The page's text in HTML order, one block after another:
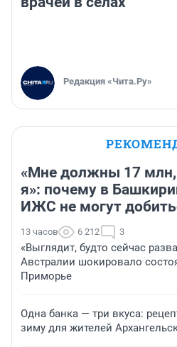
Редакция «Чита.Ру»
«Мне должны 17 млн,
я»: почему в
ИЖС не могут
13 часов 6 212 3
«Выглядит, будто сейчас
Австралии шокировало
Приморье
Одна банка — три вкуса:
зиму для жителей